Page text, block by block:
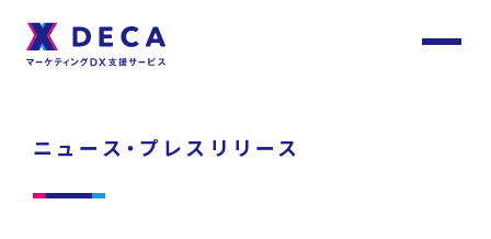
About
ニュース・プレスリリース